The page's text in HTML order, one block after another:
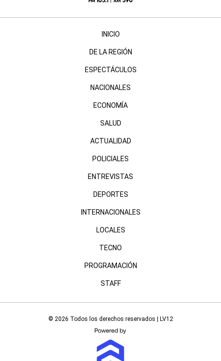
INICIO
DE LA REGIÓN
ESPECTÁCULOS
NACIONALES
ECONOMÍA
SALUD
ACTUALIDAD
POLICIALES
ENTREVISTAS
DEPORTES
INTERNACIONALES
LOCALES
TECNO
PROGRAMACIÓN
STAFF
© 2026 Todos los derechos reservados | LV12